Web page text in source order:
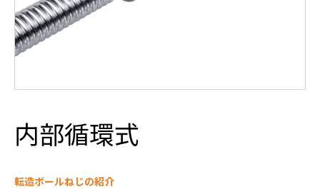
内部循環式
転造ボールねじの紹介